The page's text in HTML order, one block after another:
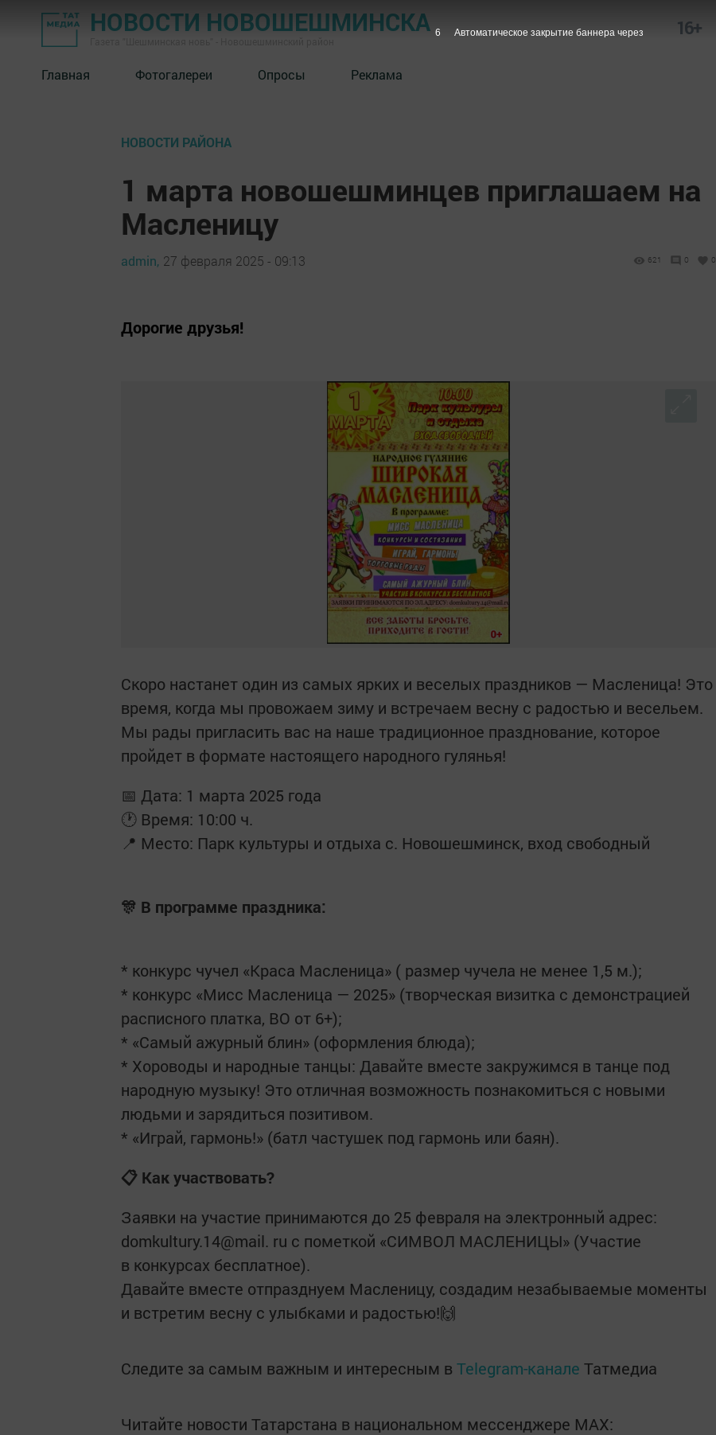
НОВОСТИ НОВОШЕШМИНСКА 16+
Главная Фотогалереи Опросы Реклама
НОВОСТИ РАЙОНА
1 марта новошешминцев приглашаем на
Масленицу
admin, 27 февраля 2025 - 09:13 621 0 0
Дорогие друзья!
Скоро настанет один из самых ярких и веселых праздников — Масленица! Это
время, когда мы провожаем зиму и встречаем весну с радостью и весельем.
Мы рады пригласить вас на наше традиционное празднование, которое
пройдет в формате настоящего народного гулянья!
📅 Дата: 1 марта 2025 года
🕐 Время: 10:00 ч.
📍 Место: Парк культуры и отдыха с. Новошешминск, вход свободный
🎊 В программе праздника:
* конкурс чучел «Краса Масленица» ( размер чучела не менее 1,5 м.);
* конкурс «Мисс Масленица — 2025» (творческая визитка с демонстрацией
расписного платка, ВО от 6+);
* «Самый ажурный блин» (оформления блюда);
* Хороводы и народные танцы: Давайте вместе закружимся в танце под
народную музыку! Это отличная возможность познакомиться с новыми
людьми и зарядиться позитивом.
* «Играй, гармонь!» (батл частушек под гармонь или баян).
📋 Как участвовать?
Заявки на участие принимаются до 25 февраля на электронный адрес:
domkultury.14@mail. ru с пометкой «СИМВОЛ МАСЛЕНИЦЫ» (Участие
в конкурсах бесплатное).
Давайте вместе отпразднуем Масленицу, создадим незабываемые моменты
и встретим весну с улыбками и радостью!🙌
Следите за самым важным и интересным в Telegram-канале Татмедиа
Читайте новости Татарстана в национальном мессенджере MАХ:
5 Автоматическое закрытие баннера через